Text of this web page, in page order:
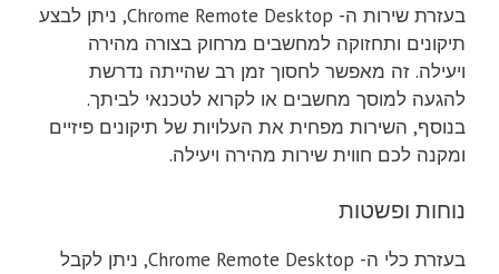
בעזרת שירות ה- Chrome Remote Desktop, ניתן לבצע
תיקונים ותחזוקה למחשבים מרחוק בצורה מהירה
ויעילה. זה מאפשר לחסוך זמן רב שהייתה נדרשת
להגעה למוסך מחשבים או לקרוא לטכנאי לביתך.
בנוסף, השירות מפחית את העלויות של תיקונים פיזיים
ומקנה לכם חווית שירות מהירה ויעילה.
נוחות ופשטות
בעזרת כלי ה- Chrome Remote Desktop, ניתן לקבל